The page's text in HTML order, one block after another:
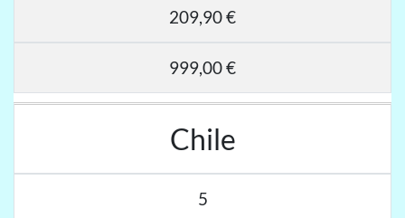
209,90 €
999,00 €
Chile
5